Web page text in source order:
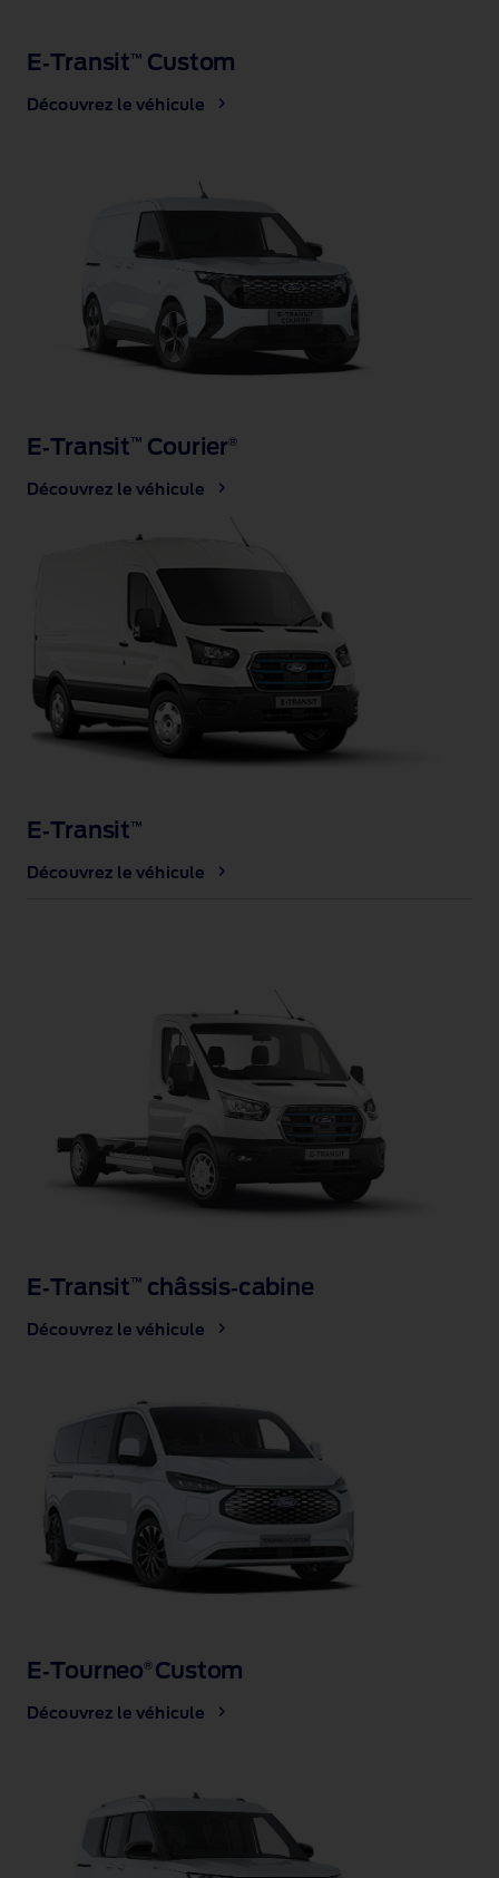
E‑Transit ™ Custom
Découvrez le véhicule
E‑Transit ™ Courier®
Découvrez le véhicule
E‑Transit ™
Découvrez le véhicule
E‑Transit ™ châssis‑cabine
Découvrez le véhicule
E‑Tourneo® Custom
Découvrez le véhicule